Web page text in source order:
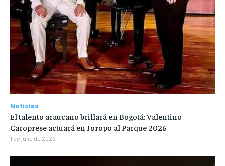
Noticias
El talento araucano brillará en Bogotá: Valentino
Caroprese actuará en Joropo al Parque 2026
1 de julio de 2026